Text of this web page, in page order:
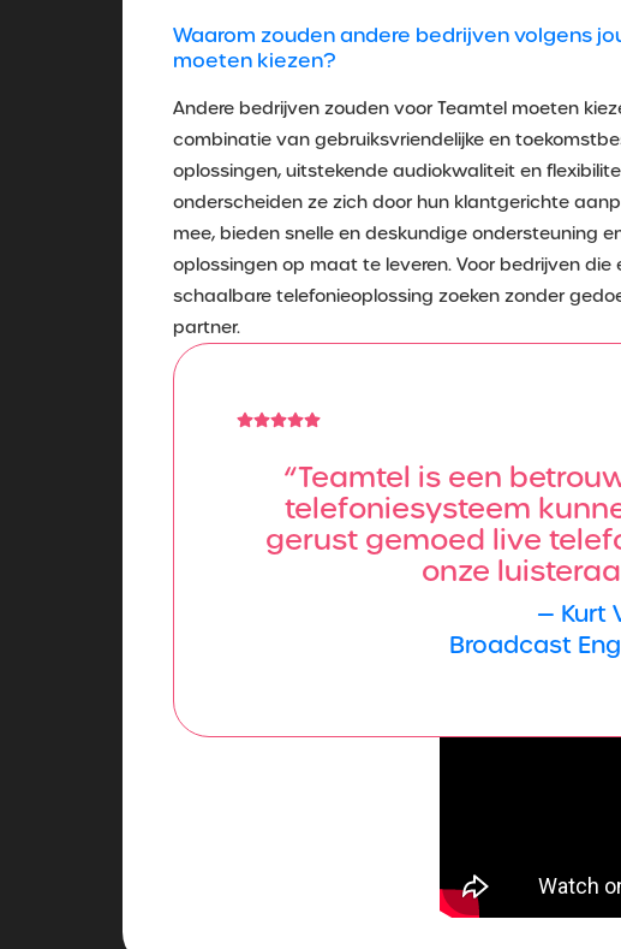
Waarom zouden andere bedrijven volgens
moeten kiezen?
Andere bedrijven zouden voor Teamtel moeten
combinatie van gebruiksvriendelijke en
oplossingen, uitstekende audiokwaliteit en
onderscheiden ze zich door hun klantgerichte
mee, bieden snelle en deskundige ondersteuning
oplossingen op maat te leveren. Voor bedrijven die
schaalbare telefonieoplossing zoeken zonder
partner.
“Teamtel is een
telefoniesysteem
gerust gemoed live
onze
— Kurt
Broadcast